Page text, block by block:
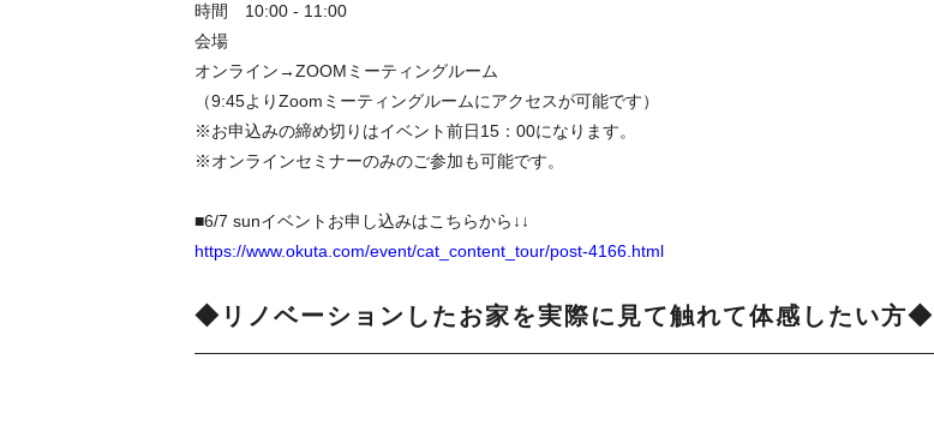
時間 10:00 - 11:00
会場
オンライン→ZOOMミーティングルーム
（9:45よりZoomミーティングルームにアクセスが可能です）
※お申込みの締め切りはイベント前日15：00になります。
※オンラインセミナーのみのご参加も可能です。
■6/7 sunイベントお申し込みはこちらから↓↓
https://www.okuta.com/event/cat_content_tour/post-4166.html
◆リノベーションしたお家を実際に見て触れて体感したい方◆